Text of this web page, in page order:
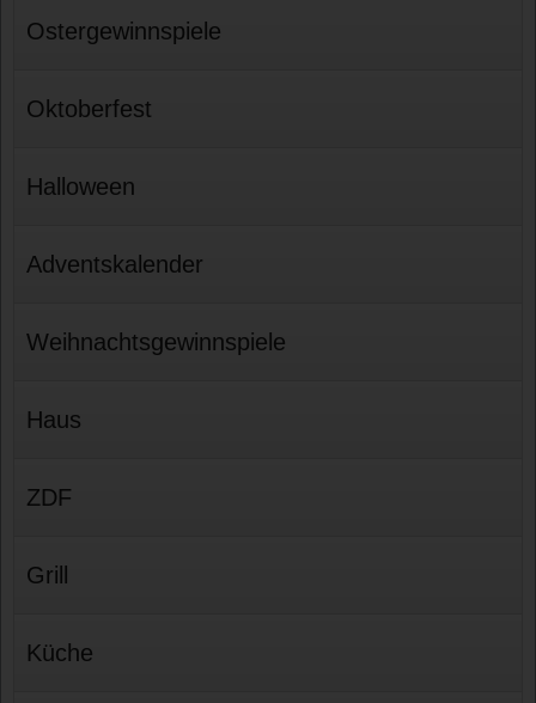
Ostergewinnspiele
Oktoberfest
Halloween
Adventskalender
Weihnachtsgewinnspiele
Haus
ZDF
Grill
Küche